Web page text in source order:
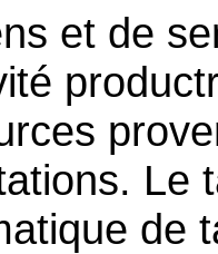
et de
Le
de